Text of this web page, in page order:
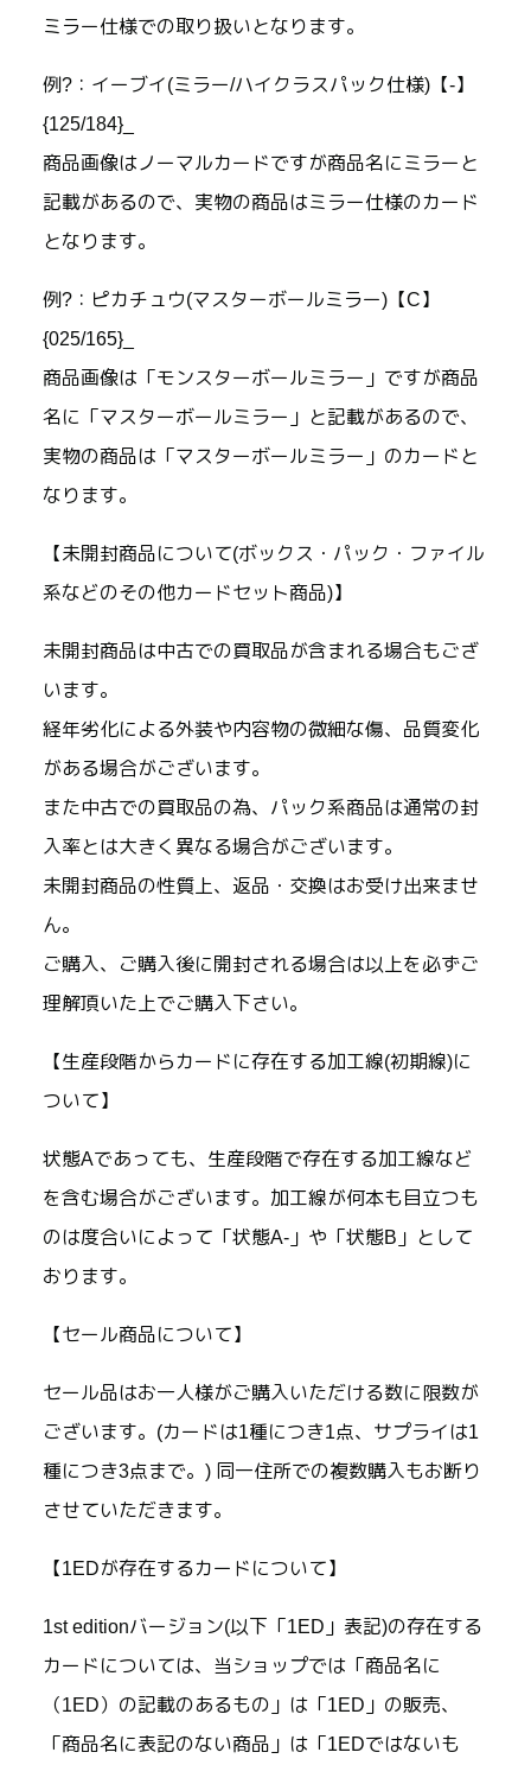
ミラー仕様での取り扱いとなります。
例?：イーブイ(ミラー/ハイクラスパック仕様)【-】
{125/184}_
商品画像はノーマルカードですが商品名にミラーと
記載があるので、実物の商品はミラー仕様のカード
となります。
例?：ピカチュウ(マスターボールミラー)【C】
{025/165}_
商品画像は「モンスターボールミラー」ですが商品
名に「マスターボールミラー」と記載があるので、
実物の商品は「マスターボールミラー」のカードと
なります。
【未開封商品について(ボックス・パック・ファイル
系などのその他カードセット商品)】
未開封商品は中古での買取品が含まれる場合もござ
います。
経年劣化による外装や内容物の微細な傷、品質変化
がある場合がございます。
また中古での買取品の為、パック系商品は通常の封
入率とは大きく異なる場合がございます。
未開封商品の性質上、返品・交換はお受け出来ませ
ん。
ご購入、ご購入後に開封される場合は以上を必ずご
理解頂いた上でご購入下さい。
【生産段階からカードに存在する加工線(初期線)に
ついて】
状態Aであっても、生産段階で存在する加工線など
を含む場合がございます。加工線が何本も目立つも
のは度合いによって「状態A-」や「状態B」として
おります。
【セール商品について】
セール品はお一人様がご購入いただける数に限数が
ございます。(カードは1種につき1点、サプライは1
種につき3点まで。) 同一住所での複数購入もお断り
させていただきます。
【1EDが存在するカードについて】
1st editionバージョン(以下「1ED」表記)の存在する
カードについては、当ショップでは「商品名に
（1ED）の記載のあるもの」は「1ED」の販売、
「商品名に表記のない商品」は「1EDではないも